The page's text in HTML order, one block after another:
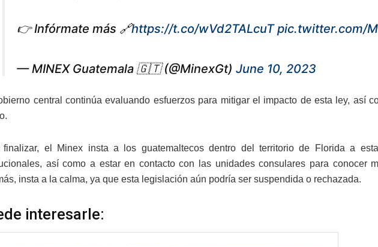
👉 Infórmate más 🔗https://t.co/wVd2TALcuT pic.twitter.com/
— MINEX Guatemala 🇬🇹 (@MinexGt) June 10, 2023
central continúa evaluando esfuerzos para mitigar el impacto de esta ley, así
finalizar, el Minex insta a los guatemaltecos dentro del territorio de Florida a
así como a estar en contacto con las unidades consulares para conocer
insta a la calma, ya que esta legislación aún podría ser suspendida o rechazada.
interesarle: